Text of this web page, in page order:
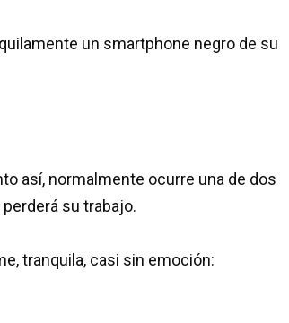
un smartphone negro de su
así, normalmente ocurre una de dos
su trabajo.
tranquila, casi sin emoción: